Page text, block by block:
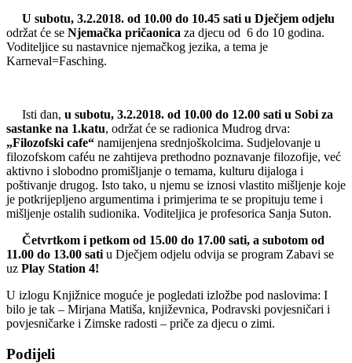
U subotu, 3.2.2018. od 10.00 do 10.45 sati u Dječjem odjelu
održat će se Njemačka pričaonica za djecu od 6 do 10 godina.
Voditeljice su nastavnice njemačkog jezika, a tema je
Karneval=Fasching.
Isti dan, u subotu, 3.2.2018. od 10.00 do 12.00 sati u Sobi za
sastanke na 1.katu, održat će se radionica Mudrog drva:
„Filozofski cafe“ namijenjena srednjoškolcima. Sudjelovanje u
filozofskom caféu ne zahtijeva prethodno poznavanje filozofije, već
aktivno i slobodno promišljanje o temama, kulturu dijaloga i
poštivanje drugog. Isto tako, u njemu se iznosi vlastito mišljenje koje
je potkrijepljeno argumentima i primjerima te se propituju teme i
mišljenje ostalih sudionika. Voditeljica je profesorica Sanja Suton.
Četvrtkom i petkom od 15.00 do 17.00 sati, a subotom od
11.00 do 13.00 sati u Dječjem odjelu odvija se program Zabavi se
uz Play Station 4!
U izlogu Knjižnice moguće je pogledati izložbe pod naslovima: I
bilo je tak – Mirjana Matiša, književnica, Podravski povjesničari i
povjesničarke i Zimske radosti – priče za djecu o zimi.
Podijeli